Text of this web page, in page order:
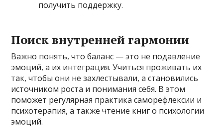
получить поддержку.
Поиск внутренней гармонии
Важно понять, что баланс — это не подавление
эмоций, а их интеграция. Учиться проживать их
так, чтобы они не захлестывали, а становились
источником роста и понимания себя. В этом
поможет регулярная практика саморефлексии и
психотерапия, а также чтение книг о психологии
эмоций.